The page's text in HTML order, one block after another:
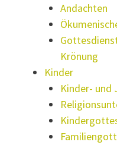
Andachten
Krönung
Kinder
Kinder- und